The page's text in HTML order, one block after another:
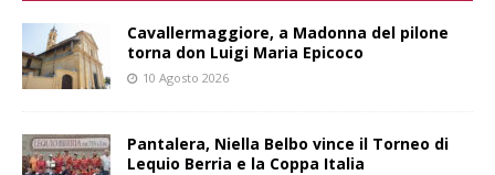
Cavallermaggiore, a Madonna del pilone
torna don Luigi Maria Epicoco
10 Agosto 2026
Pantalera, Niella Belbo vince il Torneo di
Lequio Berria e la Coppa Italia